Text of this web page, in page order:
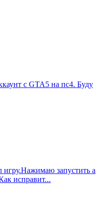
с GTA5 на пс4. Буду
игру.Нажимаю запустить а
исправит...